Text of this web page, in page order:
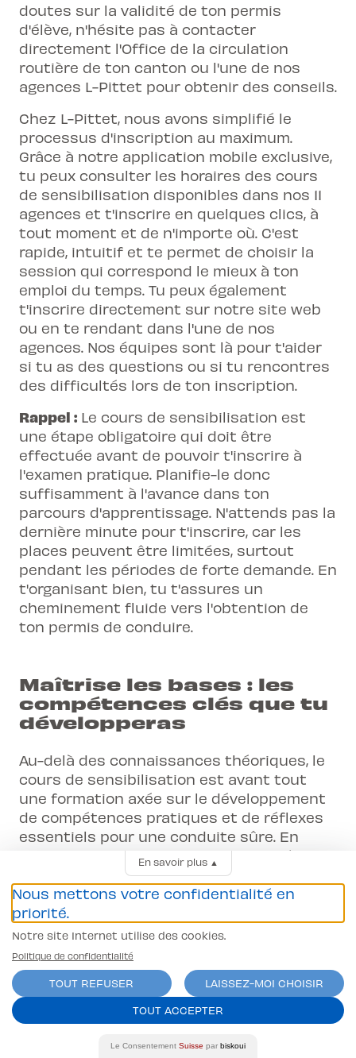
doutes sur la validité de ton permis
d'élève, n'hésite pas à contacter
directement l'Office de la circulation
routière de ton canton ou l'une de nos
agences L-Pittet pour obtenir des conseils.
Chez L-Pittet, nous avons simplifié le
processus d'inscription au maximum.
Grâce à notre application mobile exclusive,
tu peux consulter les horaires des cours
de sensibilisation disponibles dans nos 11
agences et t'inscrire en quelques clics, à
tout moment et de n'importe où. C'est
rapide, intuitif et te permet de choisir la
session qui correspond le mieux à ton
emploi du temps. Tu peux également
t'inscrire directement sur notre site web
ou en te rendant dans l'une de nos
agences. Nos équipes sont là pour t'aider
si tu as des questions ou si tu rencontres
des difficultés lors de ton inscription.
Rappel : Le cours de sensibilisation est
une étape obligatoire qui doit être
effectuée avant de pouvoir t'inscrire à
l'examen pratique. Planifie-le donc
suffisamment à l'avance dans ton
parcours d'apprentissage. N'attends pas la
dernière minute pour t'inscrire, car les
places peuvent être limitées, surtout
pendant les périodes de forte demande. En
t'organisant bien, tu t'assures un
cheminement fluide vers l'obtention de
ton permis de conduire.
Maîtrise les bases : les
compétences clés que tu
développeras
Au-delà des connaissances théoriques, le
cours de sensibilisation est avant tout
une formation axée sur le développement
de compétences pratiques et de réflexes
essentiels pour une conduite sûre. En
participant activement, tu vas acquérir un
ensemble de capacités qui te serviront
tout au long de ta vie de conducteur.
Développe ta perception des dangers :
Tu apprendras à identifier rapidement
les situations potentiellement
dangereuses, qu'il s'agisse d'un piéton
inattentif, d'un véhicule masqué ou
d'une condition météorologique
changeante. L'anticipation est la pierre
En savoir plus▲
Nous mettons votre confidentialité en
priorité.
Notre site Internet utilise des cookies.
Politique de confidentialité
TOUT REFUSER
LAISSEZ-MOI CHOISIR
TOUT ACCEPTER
Le Consentement Suisse par biskoui